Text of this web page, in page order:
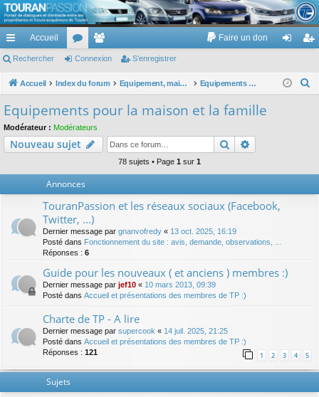
TouranPassion
Le forum des propriétaires ou futurs acquéreurs du Volkswagen Touran
cc
ès
pi
de
Accueil
or
u
e
m
Faire un don
ne nr
Rechercher Connexion S’enregistrer
Accueil Index du forum Equipement, maison, famille, passion, hobby, détente, ... Equipements pour la maison et la famille
c
Equipements pour la maison et la famille
Modérateur : Modérateurs
Nouveau sujet Rechercher
78 sujets • Page 1 sur 1
Annonces
TouranPassion et les réseaux sociaux (Facebook,
Twitter, ...)
Dernier message par gnanvofredy « 13 oct. 2025, 16:19
Posté dans Fonctionnement du site : avis, demande, observations, ...
Réponses : 6
Guide pour les nouveaux ( et anciens ) membres :)
Dernier message par jef10 « 10 mars 2013, 09:39
Posté dans Accueil et présentations des membres de TP :)
Charte de TP - A lire
Dernier message par supercook « 14 juil. 2025, 21:25
Posté dans Accueil et présentations des membres de TP :)
Réponses : 121 1 2 3 4 5
Sujets